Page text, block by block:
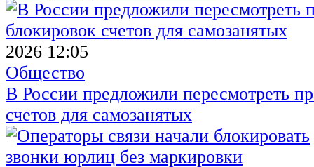
2026 12:05
Общество
В России предложили пересмотреть
счетов для самозанятых